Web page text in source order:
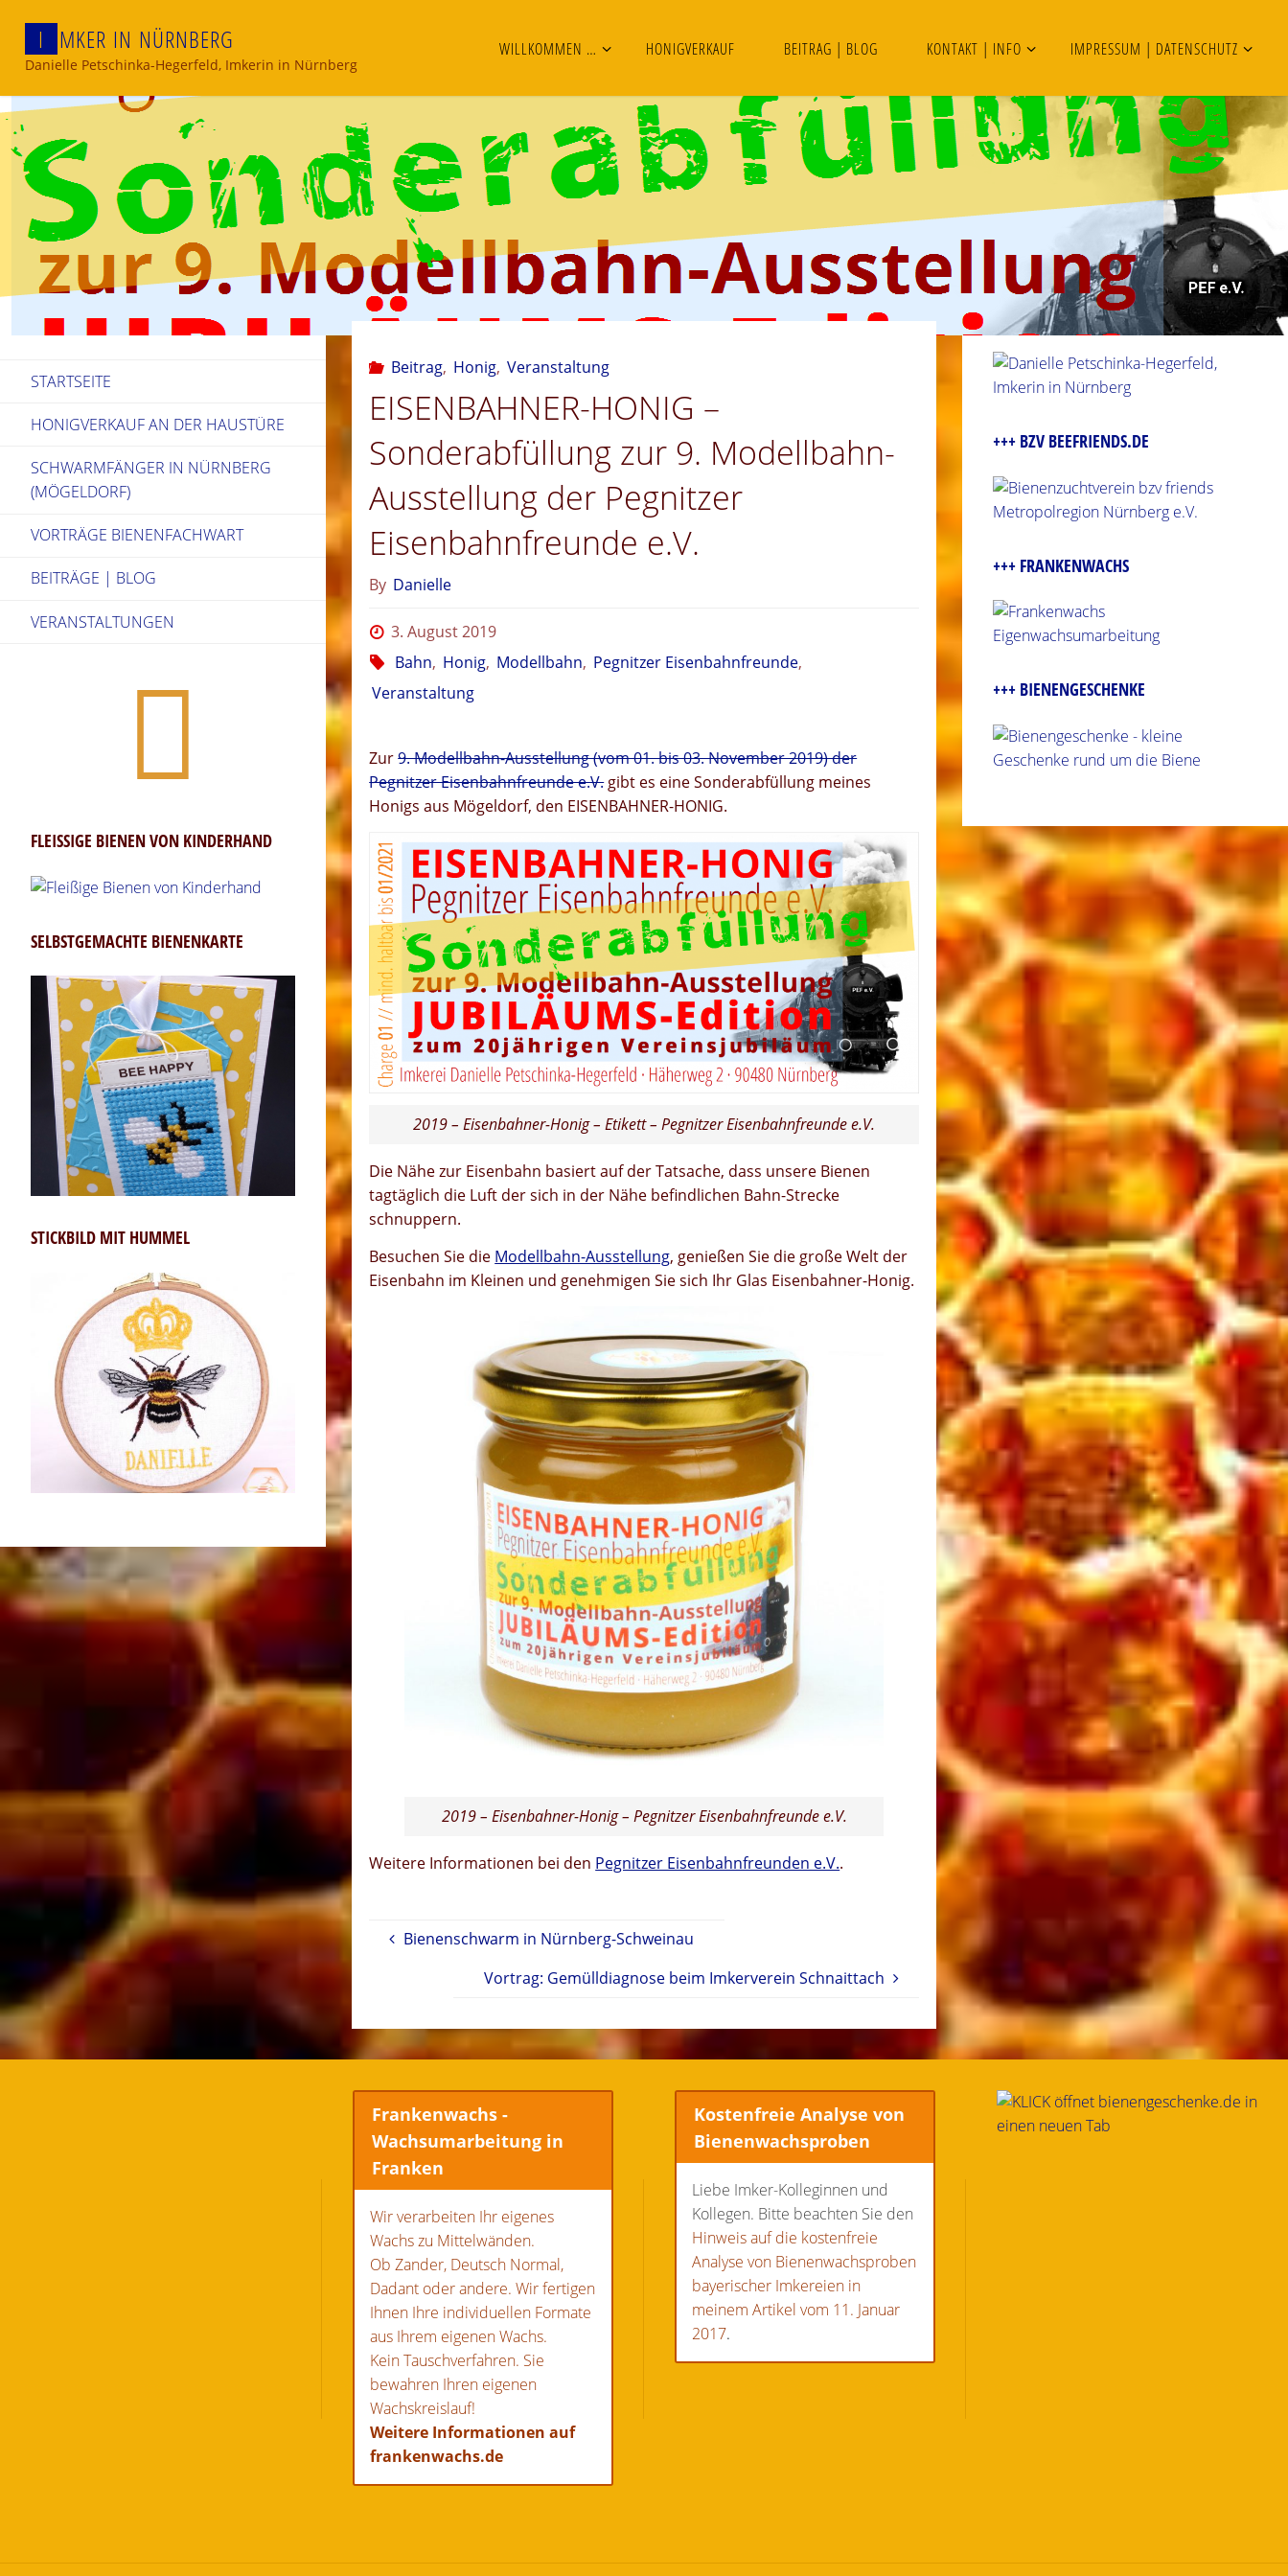
content
I MKER IN NÜRNBERG
Danielle Petschinka-Hegerfeld, Imkerin in Nürnberg
WILLKOMMEN … HONIGVERKAUF BEITRAG | BLOG KONTAKT | INFO IMPRESSUM | DATENSCHUTZ
Beitrag, Honig, Veranstaltung
EISENBAHNER-HONIG –
Sonderabfüllung zur 9. Modellbahn-
Ausstellung der Pegnitzer
Eisenbahnfreunde e.V.
By Danielle
3. August 2019
Bahn, Honig, Modellbahn, Pegnitzer Eisenbahnfreunde,
Veranstaltung
Zur9. Modellbahn-Ausstellung (vom 01. bis 03. November 2019) der
Pegnitzer Eisenbahnfreunde e.V.gibt es eine Sonderabfüllung meines
Honigs aus Mögeldorf, den EISENBAHNER-HONIG.
2019 – Eisenbahner-Honig – Etikett – Pegnitzer Eisenbahnfreunde e.V.
Die Nähe zur Eisenbahn basiert auf der Tatsache, dass unsere Bienen
tagtäglich die Luft der sich in der Nähe befindlichen Bahn-Strecke
schnuppern.
Besuchen Sie die Modellbahn-Ausstellung, genießen Sie die große Welt der
Eisenbahn im Kleinen und genehmigen Sie sich Ihr Glas Eisenbahner-Honig.
2019 – Eisenbahner-Honig – Pegnitzer Eisenbahnfreunde e.V.
Weitere Informationen bei den Pegnitzer Eisenbahnfreunden e.V..
Bienenschwarm in Nürnberg-Schweinau
Vortrag: Gemülldiagnose beim Imkerverein Schnaittach
STARTSEITE
HONIGVERKAUF AN DER HAUSTÜRE
SCHWARMFÄNGER IN NÜRNBERG
(MÖGELDORF)
VORTRÄGE BIENENFACHWART
BEITRÄGE | BLOG
VERANSTALTUNGEN
FLEISSIGE BIENEN VON KINDERHAND
SELBSTGEMACHTE BIENENKARTE
STICKBILD MIT HUMMEL
+++ BZV BEEFRIENDS.DE
+++ FRANKENWACHS
+++ BIENENGESCHENKE
Frankenwachs -
Wachsumarbeitung in
Franken
Wir verarbeiten Ihr eigenes
Wachs zu Mittelwänden.
Ob Zander, Deutsch Normal,
Dadant oder andere. Wir fertigen
Ihnen Ihre individuellen Formate
aus Ihrem eigenen Wachs.
Kein Tauschverfahren. Sie
bewahren Ihren eigenen
Wachskreislauf!
Weitere Informationen auf
frankenwachs.de
Kostenfreie Analyse von
Bienenwachsproben
Liebe Imker-Kolleginnen und
Kollegen. Bitte beachten Sie den
Hinweis auf die kostenfreie
Analyse von Bienenwachsproben
bayerischer Imkereien in
meinem Artikel vom 11. Januar
2017.